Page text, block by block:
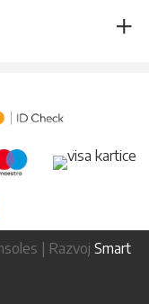
| Razvoj Smart